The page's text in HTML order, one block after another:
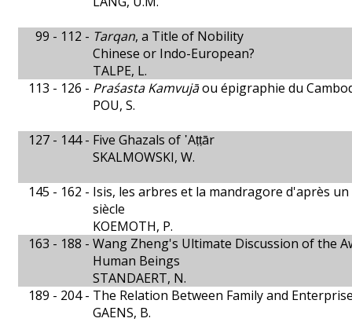
99 - 112 - Tarqan, a Title of Nobility
Chinese or Indo-European?
TALPE, L.
113 - 126 - Praśasta Kamvujāou épigraphie du
POU, S.
127 - 144 - Five Ghazals of ῾Aṭṭār
SKALMOWSKI, W.
145 - 162 - Isis, les arbres et la mandragore d'après
siècle
KOEMOTH, P.
163 - 188 - Wang Zheng's Ultimate Discussion of the
Human Beings
STANDAERT, N.
189 - 204 - The Relation Between Family and
GAENS, B.